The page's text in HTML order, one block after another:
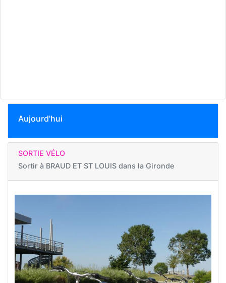
Aujourd'hui
SORTIE VÉLO
Sortir à BRAUD ET ST LOUIS dans la Gironde